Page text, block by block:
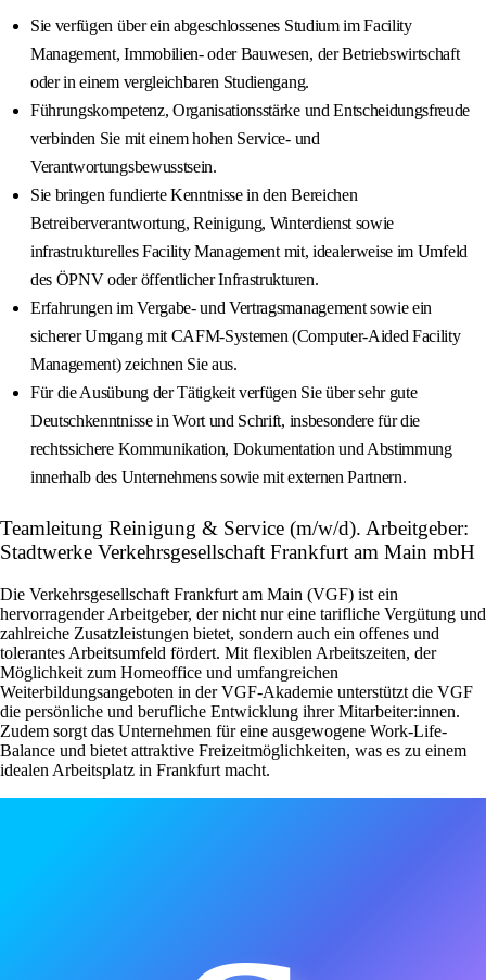
Sie verfügen über ein abgeschlossenes Studium im Facility
Management, Immobilien‐ oder Bauwesen, der Betriebswirtschaft
oder in einem vergleichbaren Studiengang.
Führungskompetenz, Organisationsstärke und Entscheidungsfreude
verbinden Sie mit einem hohen Service‐ und
Verantwortungsbewusstsein.
Sie bringen fundierte Kenntnisse in den Bereichen
Betreiberverantwortung, Reinigung, Winterdienst sowie
infrastrukturelles Facility Management mit, idealerweise im Umfeld
des ÖPNV oder öffentlicher Infrastrukturen.
Erfahrungen im Vergabe‐ und Vertragsmanagement sowie ein
sicherer Umgang mit CAFM‐Systemen (Computer-Aided Facility
Management) zeichnen Sie aus.
Für die Ausübung der Tätigkeit verfügen Sie über sehr gute
Deutschkenntnisse in Wort und Schrift, insbesondere für die
rechtssichere Kommunikation, Dokumentation und Abstimmung
innerhalb des Unternehmens sowie mit externen Partnern.
Teamleitung Reinigung & Service (m/w/d). Arbeitgeber:
Stadtwerke Verkehrsgesellschaft Frankfurt am Main mbH
Die Verkehrsgesellschaft Frankfurt am Main (VGF) ist ein
hervorragender Arbeitgeber, der nicht nur eine tarifliche Vergütung und
zahlreiche Zusatzleistungen bietet, sondern auch ein offenes und
tolerantes Arbeitsumfeld fördert. Mit flexiblen Arbeitszeiten, der
Möglichkeit zum Homeoffice und umfangreichen
Weiterbildungsangeboten in der VGF-Akademie unterstützt die VGF
die persönliche und berufliche Entwicklung ihrer Mitarbeiter:innen.
Zudem sorgt das Unternehmen für eine ausgewogene Work-Life-
Balance und bietet attraktive Freizeitmöglichkeiten, was es zu einem
idealen Arbeitsplatz in Frankfurt macht.